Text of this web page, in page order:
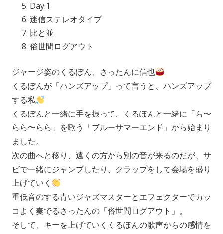
Day.1
迷信ステレオタイプ
比と並
俗世間ログアウト
ジャージ姿のくるぽん、さったんに信也
くるぽんが「ハンズアップ」って言うと、ハンズアップ
する私
くるぽんと一緒に手を振って、くるぽんと一緒に「ら〜
らら〜らら」を歌う「ブルーサマーエンド」から始まり
ました。
次の曲へと移り、遠くの方から別の音が来るのだが、サ
ビで一緒にジャンプしたり、クラップをして会場を盛り
上げていく
重低音のする青いジャズマスターとエフェクターでカッ
コよく奏でるさったんの「俗世間ログアウト」。
そして、キーを上げていくくるぽんの歌声からの感情を